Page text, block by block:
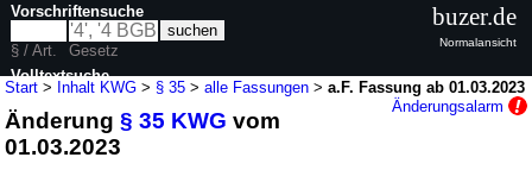
Start > Inhalt KWG > § 35 >alle Fassungen >a.F. Fassung ab 01.03.2023
Änderungsalarm
Änderung§ 35 KWG vom
01.03.2023
Vorschriftensuche
§ / Art.
Gesetz
Volltextsuche
nur in KWG
buzer.de
Normalansicht